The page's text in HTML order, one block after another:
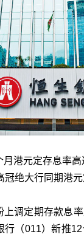
月港元定存息率
冠绝大行同期港元
上调定期存款息
行（011）新推